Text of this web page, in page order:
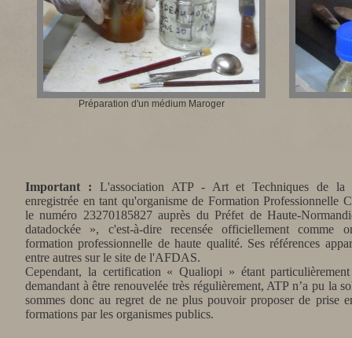
Préparation d'un médium Maroger
Important : L'association ATP - Art et Techniques de la
enregistrée en tant qu'organisme de Formation Professionnelle
le numéro 23270185827 auprès du Préfet de Haute-
datadockée », c'est-à-dire recensée officiellement comme
formation professionnelle de haute qualité. Ses références
entre autres sur le site de l'AFDAS.
Cependant, la certification « Qualiopi » étant
demandant à être renouvelée très régulièrement, ATP n’a pu la
sommes donc au regret de ne plus pouvoir proposer de prise
formations par les organismes publics.